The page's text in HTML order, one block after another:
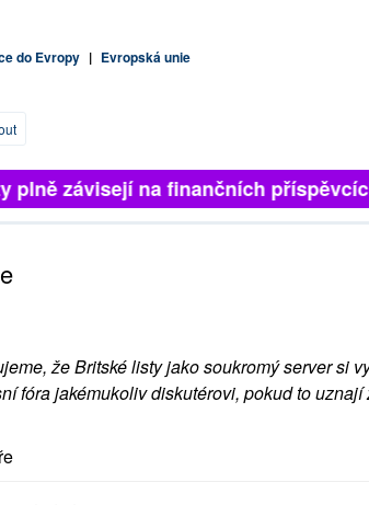
do Evropy | Evropská unie
závisejí na finančních příspěvcích
že Britské listy jako soukromý server si
fóra jakémukoliv diskutérovi, pokud to uznají